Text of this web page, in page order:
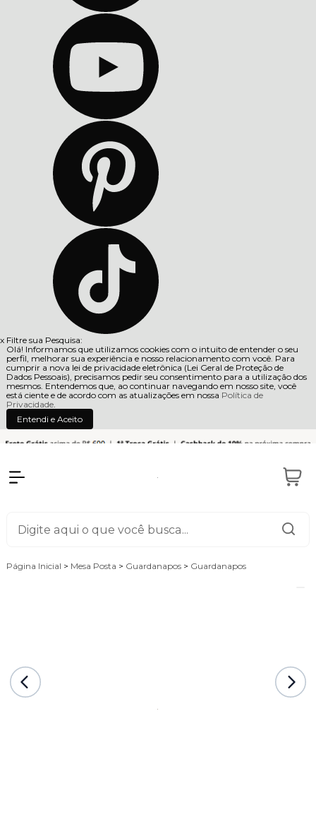
x Filtre sua Pesquisa:
Olá! Informamos que utilizamos cookies com o intuito de entender o seu
perfil, melhorar sua experiência e nosso relacionamento com você. Para
cumprir a nova lei de privacidade eletrônica (Lei Geral de Proteção de
Dados Pessoais), precisamos pedir seu consentimento para a utilização dos
mesmos. Entendemos que, ao continuar navegando em nosso site, você
está ciente e de acordo com as atualizações em nossa Política de
Privacidade.
Entendi e Aceito
Página Inicial > Mesa Posta > Guardanapos > Guardanapos